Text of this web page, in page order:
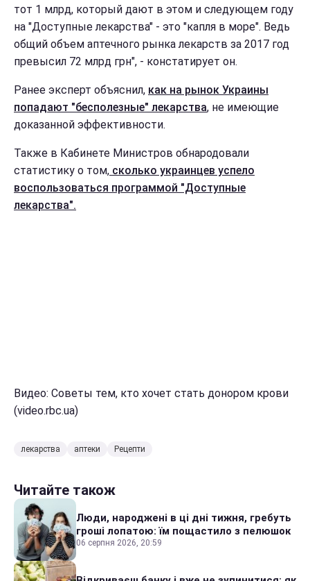
тот 1 млрд, который дают в этом и следующем году
на "Доступные лекарства" - это "капля в море". Ведь
общий объем аптечного рынка лекарств за 2017 год
превысил 72 млрд грн", - констатирует он.
Ранее эксперт объяснил, как на рынок Украины
попадают "бесполезные" лекарства, не имеющие
доказанной эффективности.
Также в Кабинете Министров обнародовали
статистику о том, сколько украинцев успело
воспользоваться программой "Доступные
лекарства".
Видео: Советы тем, кто хочет стать донором крови
(video.rbc.ua)
лекарства аптеки Рецепти
Читайте також
Люди, народжені в ці дні тижня, гребуть
гроші лопатою: їм пощастило з пелюшок
06 серпня 2026, 20:59